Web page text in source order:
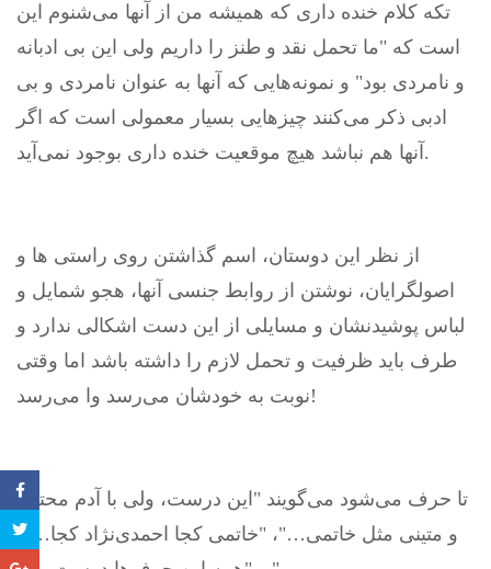
تکه کلام خنده داری که همیشه من از آنها می‌شنوم این
است که "ما تحمل نقد و طنز را داریم ولی این بی ادبانه
و نامردی بود" و نمونه‌هایی که آنها به عنوان نامردی و بی
ادبی ذکر می‌کنند چیزهایی بسیار معمولی است که اگر
آنها هم نباشد هیچ موقعیت خنده داری بوجود نمی‌آید.
از نظر این دوستان، اسم گذاشتن روی راستی ها و
اصولگرایان، نوشتن از روابط جنسی آنها، هجو شمایل و
لباس پوشیدنشان و مسایلی از این دست اشکالی ندارد و
طرف باید ظرفیت و تحمل لازم را داشته باشد اما وقتی
نوبت به خودشان می‌رسد وا می‌رسد!
تا حرف می‌شود می‌گویند "این درست، ولی با آدم محترم
و متینی مثل خاتمی…"، "خاتمی کجا احمدی‌نژاد کجا…"،